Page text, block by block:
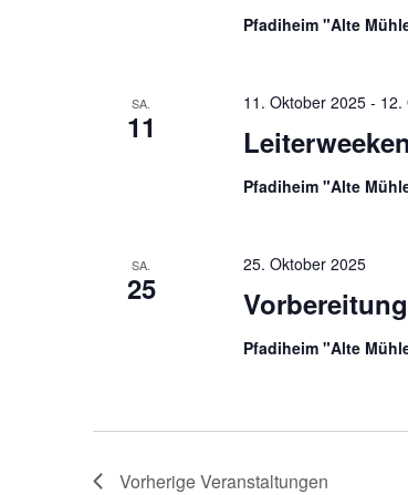
Pfadiheim "Alte
SA.
11
11. Oktober 2025- 12.
Pfadiheim "Alte
SA.
25
25. Oktober 2025
Pfadiheim "Alte
VorherigeVeranstaltungen